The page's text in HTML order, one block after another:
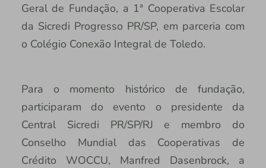
Geral de Fundação, a 1ª Cooperativa Escolar
da Sicredi Progresso PR/SP, em parceria com
o Colégio Conexão Integral de Toledo.
Para o momento histórico de fundação,
participaram do evento o presidente da
Central Sicredi PR/SP/RJ e membro do
Conselho Mundial das Cooperativas de
Crédito WOCCU, Manfred Dasenbrock, a